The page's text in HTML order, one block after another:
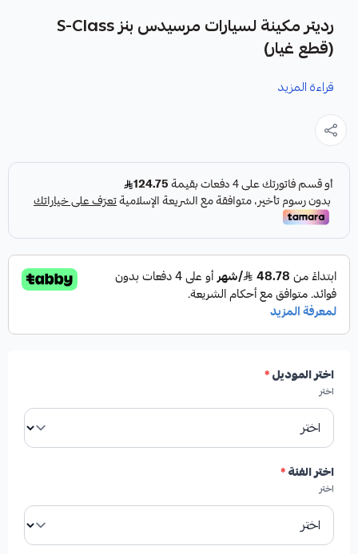
رديتر مكينة لسيارات مرسيدس بنز S-Class
(قطع غيار)
متينة وعالية الجودة، مصممة خصيصاً لتناسب الموديلات التالية:
S350
S400
S450
S560
قراءة المزيد
اختر الموديل*
اختر
اختر الفئة*
اختر